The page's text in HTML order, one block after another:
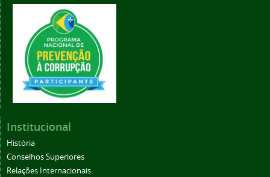
Institucional
História
Conselhos Superiores
Relações Internacionais